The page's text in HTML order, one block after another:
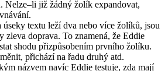
Nelze–li již žádný žolík expandovat,
textu leží dva nebo více žolíků, jsou
zleva doprava. To znamená, že Eddie
shodu přizpůsobením prvního žolíku.
přichází na řadu druhý atd.
názvem navíc Eddie testuje, zda mají